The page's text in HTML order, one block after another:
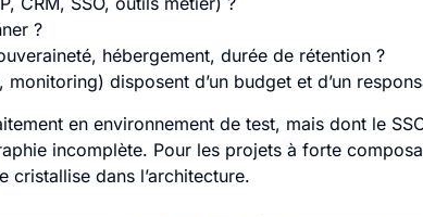
?
hébergement, durée de rétention ?
disposent d’un budget et d’un
en environnement de test, mais dont le
incomplète. Pour les projets à forte
cristallise dans l’architecture.